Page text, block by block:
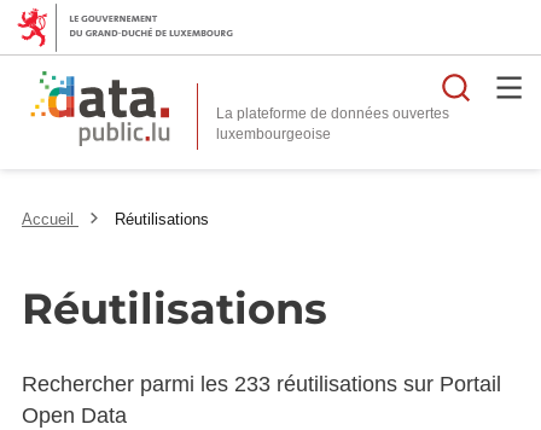
La plateforme de données ouvertes
Accueil Réutilisations
Réutilisations
Rechercher parmi les 233 réutilisations sur Portail
Open Data